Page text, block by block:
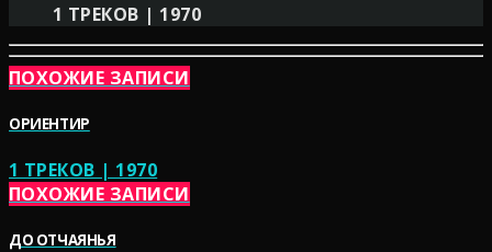
1 ТРЕКОВ | 1970
ПОХОЖИЕ ЗАПИСИ
ОРИЕНТИР
1 ТРЕКОВ | 1970
ПОХОЖИЕ ЗАПИСИ
ДО ОТЧАЯНЬЯ